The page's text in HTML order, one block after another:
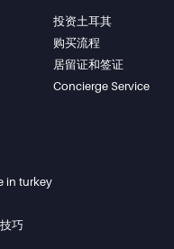
投资土耳其
购买流程
居留证和签证
Concierge Service
in turkey
巧